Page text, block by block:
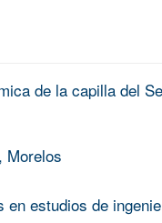
de la capilla del
Morelos
estudios de